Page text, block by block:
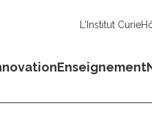
L'Institut Curie
Enseignement